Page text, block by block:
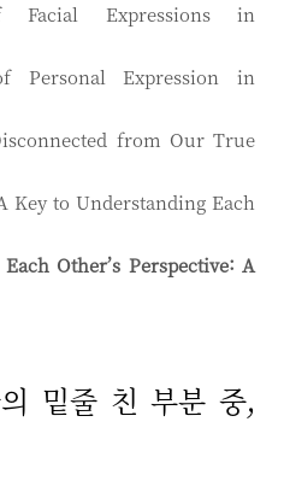
Expressions in
Expression in
from Our True
to Understanding Each
Other’s Perspective: A
밑줄 친 부분 중,